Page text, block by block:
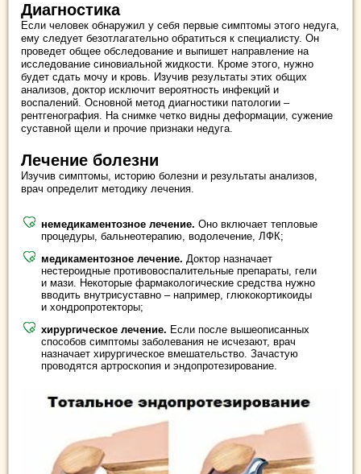
Диагностика
Если человек обнаружил у себя первые симптомы этого недуга,
ему следует безотлагательно обратиться к специалисту. Он
проведет общее обследование и выпишет направление на
исследование синовиальной жидкости. Кроме этого, нужно
будет сдать мочу и кровь. Изучив результаты этих общих
анализов, доктор исключит вероятность инфекций и
воспалений. Основной метод диагностики патологии –
рентгенография. На снимке четко видны деформации, сужение
суставной щели и прочие признаки недуга.
Лечение болезни
Изучив симптомы, историю болезни и результаты анализов,
врач определит методику лечения.
немедикаментозное лечение. Оно включает тепловые
процедуры, бальнеотерапию, водолечение, ЛФК;
медикаментозное лечение. Доктор назначает
нестероидные противовоспалительные препараты, гели
и мази. Некоторые фармакологические средства нужно
вводить внутрисуставно – например, глюкокортикоиды
и хондропротекторы;
хирургическое лечение. Если после вышеописанных
способов симптомы заболевания не исчезают, врач
назначает хирургическое вмешательство. Зачастую
проводятся артроскопия и эндопротезирование.